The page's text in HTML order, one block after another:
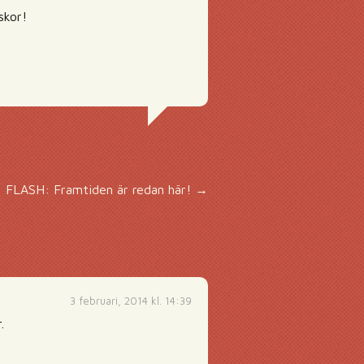
FLASH: Framtiden är redan här!→
3 februari, 2014 kl. 14:39